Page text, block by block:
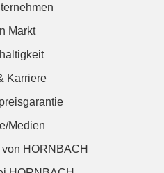
Markt
Karriere
Medien
HORNBACH